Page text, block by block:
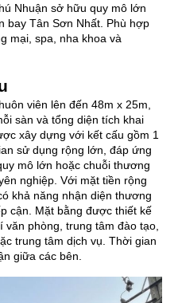
Nhuận sở hữu quy mô lớn
bay Tân Sơn Nhất. Phù hợp
mại, spa, nha khoa và
viên lên đến 48m x 25m,
sàn và tổng diện tích khai
xây dựng với kết cấu gồm 1
sử dụng rộng lớn, đáp ứng
mô lớn hoặc chuỗi thương
nghiệp. Với mặt tiền rộng
khả năng nhận diện thương
cận. Mặt bằng được thiết kế
phòng, trung tâm đào tạo,
trung tâm dịch vụ. Thời gian
giữa các bên.